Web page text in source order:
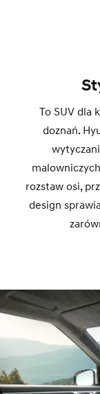
To SUV dla
doznań.
rozstaw osi,
design